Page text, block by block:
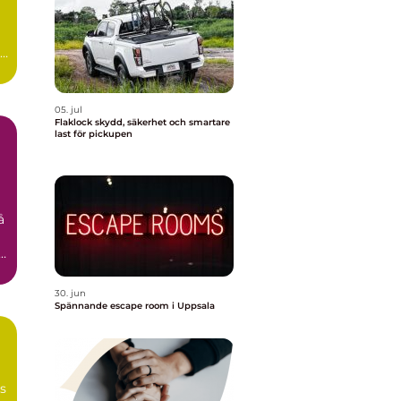
05. jul
Flaklock skydd, säkerhet och smartare
last för pickupen
30. jun
Spännande escape room i Uppsala